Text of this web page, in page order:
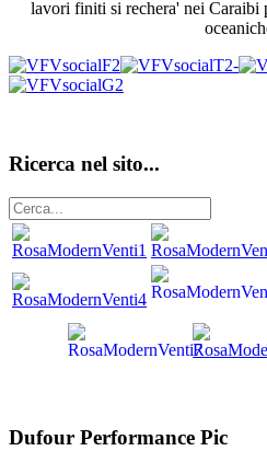
lavori finiti si rechera' nei Caraibi
Ricerca nel sito...
Dufour Performance Pic